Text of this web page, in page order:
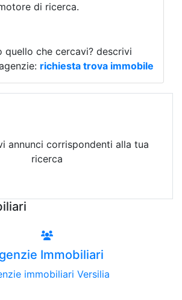
di ricerca.
quello che cercavi? descrivi
richiesta trova immobile
annunci corrispondenti alla tua
ricerca
Immobiliari
immobiliari Versilia